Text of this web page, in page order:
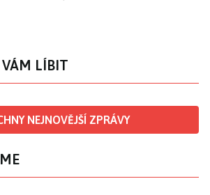
VÁM LÍBIT
NEJNOVĚJŠÍ ZPRÁVY